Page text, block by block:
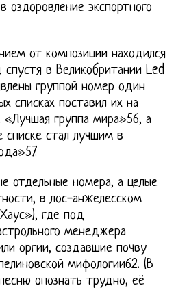
оздоровление экспортного
от композиции находился
в Великобритании Led
группой номер один
списках поставил их на
группа мира»56, а
стал лучшим в
отдельные номера, а целые
в лос-анжелесском
где под
менеджера
оргии, создавшие почву
мифологии62. (В
опознать трудно, её